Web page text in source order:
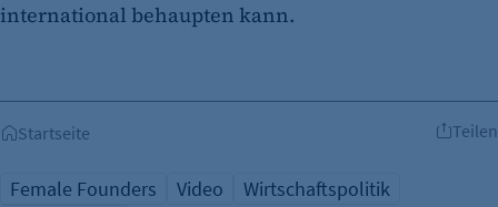
international behaupten kann.
Startseite Teilen
Female Founders Video
Wirtschaftspolitik